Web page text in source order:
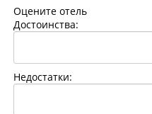
Страны
Оцените отель
Достоинства:
Недостатки: